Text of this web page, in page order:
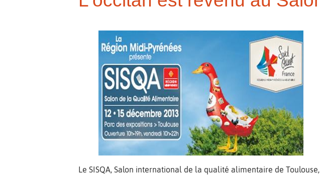
Le SISQA, Salon international de la qualité alimentaire de